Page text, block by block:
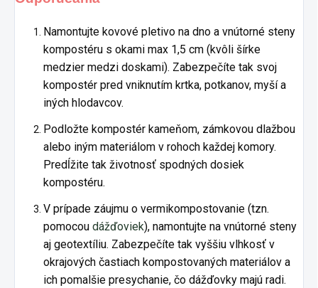
Namontujte kovové pletivo na dno a vnútorné steny
kompostéru s okami max 1,5 cm (kvôli šírke
medzier medzi doskami). Zabezpečíte tak svoj
kompostér pred vniknutím krtka, potkanov, myší a
iných hlodavcov.
Podložte kompostér kameňom, zámkovou dlažbou
alebo iným materiálom v rohoch každej komory.
Predĺžite tak životnosť spodných dosiek
kompostéru.
V prípade záujmu o vermikompostovanie (tzn.
pomocou dážďoviek), namontujte na vnútorné steny
aj geotextíliu. Zabezpečíte tak vyššiu vlhkosť v
okrajových častiach kompostovaných materiálov a
ich pomalšie presychanie, čo dážďovky majú radi.